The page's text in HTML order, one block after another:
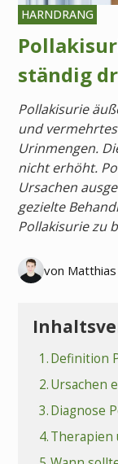
HARNDRANG
ständig
Pollakisurie
und
Urinmengen.
nicht erhöht.
Ursachen
gezielte
Pollakisurie zu
von
1.Definition
2.Ursachen
3.Diagnose
4.Therapien